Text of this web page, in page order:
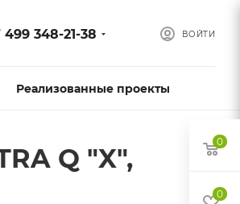
ВОЙТИ
499 348-21-38
Реализованные проекты
Q "X",
0
0